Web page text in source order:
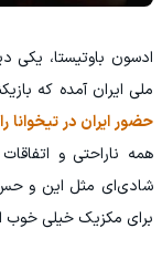
ادسون باوتیستا، یکی
ملی ایران آمده که
حضور ایران در
همه ناراحتی و
شادی‌ای مثل این و حس
برای مکزیک خیلی خوب